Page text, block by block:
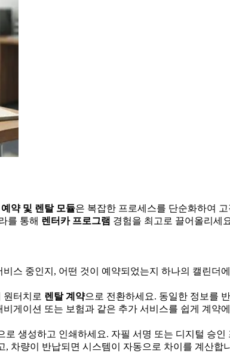
약 및 렌탈 모듈은 복잡한 프로세스를 단순화하여
를 통해 렌터카 프로그램 경험을 최고로 끌어올리세
스 중인지, 어떤 것이 예약되었는지 하나의 캘린더
원터치로 렌탈 계약으로 전환하세요. 동일한 정보를
게이션 또는 보험과 같은 추가 서비스를 쉽게 계약
로 생성하고 인쇄하세요. 자필 서명 또는 디지털 승
차량이 반납되면 시스템이 자동으로 차이를 계산